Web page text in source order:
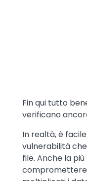
Text
Fin qui tutto
verificano
In realtà, è
vulnerabilità
file. Anche la
compromettere